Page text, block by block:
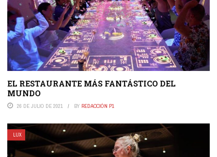
EL RESTAURANTE MÁS FANTÁSTICO DEL
MUNDO
26 DE JULIO DE 2021 BY REDACCIÓN P1
LUX